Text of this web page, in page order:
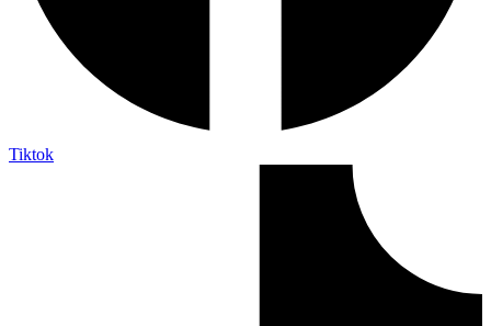
Tiktok